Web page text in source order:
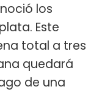
los
Este
total a tres
quedará
de una